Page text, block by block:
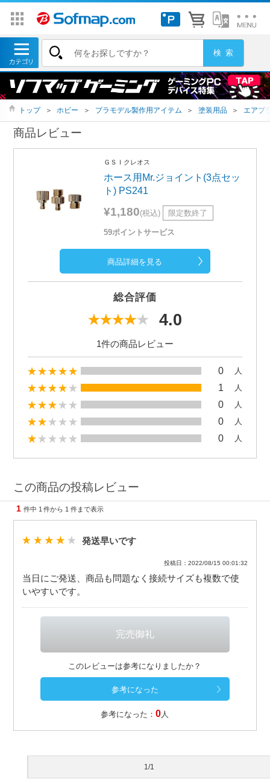
トップ ＞ ホビー ＞ プラモデル製作用アイテム ＞ 塗装用品 ＞ エアブ
商品レビュー
ＧＳＩクレオス
ホース用Mr.ジョイント(3点セッ
ト) PS241
¥1,180(税込) 限定数終了
59ポイントサービス
商品詳細を見る
総合評価
4.0
1件の商品レビュー
0 人
1 人
0 人
0 人
0 人
この商品の投稿レビュー
1 件中 1 件から 1 件まで表示
発送早いです
投稿日：2022/08/15 00:01:32
当日にご発送、商品も問題なく接続サイズも複数で使
いやすいです。
このレビューは参考になりましたか？
参考になった：0 人
1/1